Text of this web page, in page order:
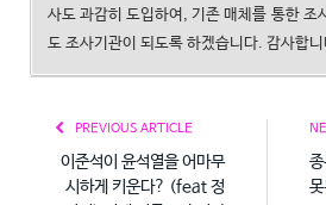
사도 과감히 도입하여, 기존 매체를 통한 조
도 조사기관이 되도록 하겠습니다. 감사합
PREVIOUS ARTICLE
이준석이 윤석열을 어마무
시하게 키운다? (feat 정
못